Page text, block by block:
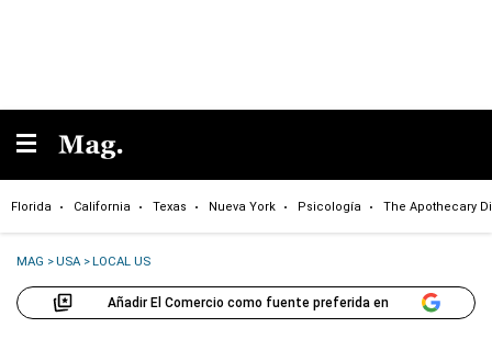
Florida California Texas Nueva York Psicología The Apothecary
MAG >USA >LOCAL US
Añadir El Comercio como fuente preferida en